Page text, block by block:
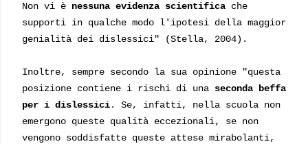
Non vi è nessuna evidenza scientifica che
supporti in qualche modo l'ipotesi della maggior
genialità dei dislessici" (Stella, 2004).
Inoltre, sempre secondo la sua opinione "questa
posizione contiene i rischi di una seconda beffa
per i dislessici. Se, infatti, nella scuola non
emergono queste qualità eccezionali, se non
vengono soddisfatte queste attese mirabolanti,